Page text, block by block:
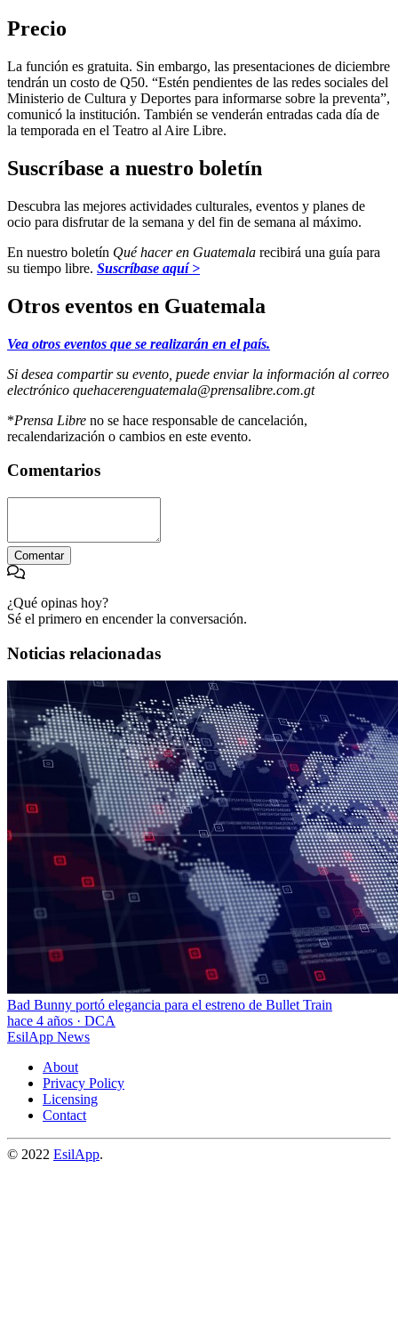
Precio
La función es gratuita. Sin embargo, las presentaciones de diciembre
tendrán un costo de Q50. “Estén pendientes de las redes sociales del
Ministerio de Cultura y Deportes para informarse sobre la preventa”,
comunicó la institución. También se venderán entradas cada día de
la temporada en el Teatro al Aire Libre.
Suscríbase a nuestro boletín
Descubra las mejores actividades culturales, eventos y planes de
ocio para disfrutar de la semana y del fin de semana al máximo.
En nuestro boletín Qué hacer en Guatemala recibirá una guía para
su tiempo libre. Suscríbase aquí >
Otros eventos en Guatemala
Vea otros eventos que se realizarán en el país.
Si desea compartir su evento, puede enviar la información al correo
electrónico quehacerenguatemala@prensalibre.com.gt
*Prensa Libre no se hace responsable de cancelación,
recalendarización o cambios en este evento.
Comentarios
Comentar
¿Qué opinas hoy?
Sé el primero en encender la conversación.
Noticias relacionadas
Bad Bunny portó elegancia para el estreno de Bullet Train
hace 4 años · DCA
EsilApp News
About
Privacy Policy
Licensing
Contact
© 2022 EsilApp.